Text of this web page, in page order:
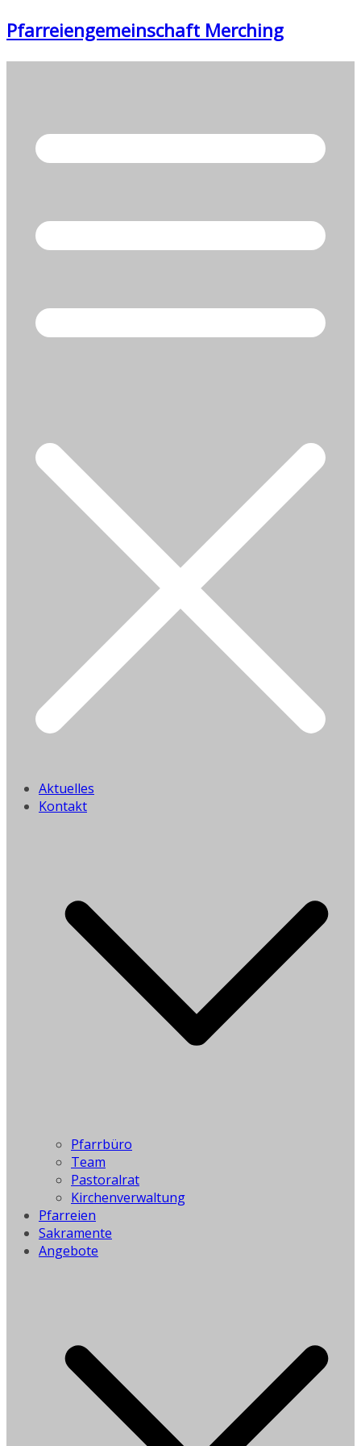
Zum
Inhalt
springen
Pfarreiengemeinschaft Merching
Aktuelles
Kontakt
Pfarrbüro
Team
Pastoralrat
Kirchenverwaltung
Pfarreien
Sakramente
Angebote